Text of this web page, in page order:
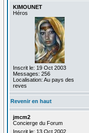
KIMOUNET
Héros
Inscrit le: 19 Oct 2003
Messages: 256
Localisation: Au pays des
reves
Revenir en haut
jmcm2
Concierge du Forum
Inscrit le: 13 Oct 2002